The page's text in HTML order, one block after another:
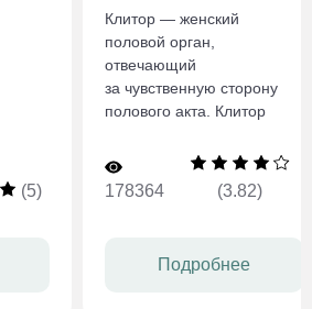
(5)
Клитор — женский
половой орган,
отвечающий
за чувственную сторону
полового акта. Клитор
строение. Он состоит
из головки — бугорка,
расположенного в месте
сверху складки кожи
178364 (3.82)
Подробнее